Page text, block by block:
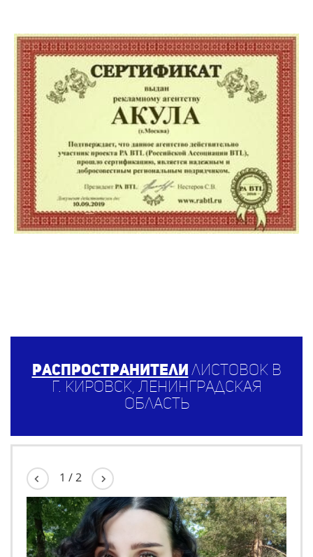
Распространители листовок в
г. Кировск, Ленинградская
область
1 /2